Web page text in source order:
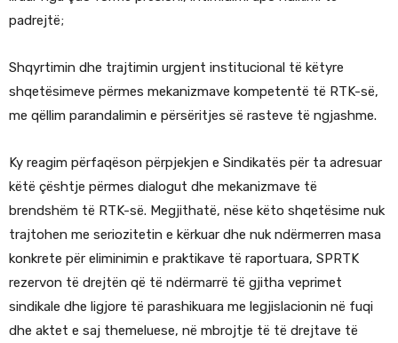
padrejtë;
Shqyrtimin dhe trajtimin urgjent institucional të këtyre
shqetësimeve përmes mekanizmave kompetentë të RTK-së,
me qëllim parandalimin e përsëritjes së rasteve të ngjashme.
Ky reagim përfaqëson përpjekjen e Sindikatës për ta adresuar
këtë çështje përmes dialogut dhe mekanizmave të
brendshëm të RTK-së. Megjithatë, nëse këto shqetësime nuk
trajtohen me seriozitetin e kërkuar dhe nuk ndërmerren masa
konkrete për eliminimin e praktikave të raportuara, SPRTK
rezervon të drejtën që të ndërmarrë të gjitha veprimet
sindikale dhe ligjore të parashikuara me legjislacionin në fuqi
dhe aktet e saj themeluese, në mbrojtje të të drejtave të